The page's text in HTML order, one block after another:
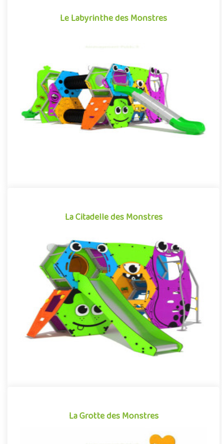
Le Labyrinthe des Monstres
Le Labyrinthe des Monstres
Structure pour aire de jeux extérieure accessible à partir de 3
ans, le Labyrinthe des Monstres plonge les enfants dans un un..
Offre partenaire
La Citadelle des Monstres
La Citadelle des Monstres
Structure pour aire de jeux extérieure accessible à partir de 3
ans, la Citadelle des Monstres plonge les enfants dans un uni..
Offre partenaire
La Grotte des Monstres